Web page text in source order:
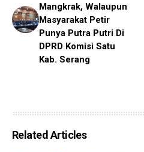
Mangkrak, Walaupun
Masyarakat Petir
Punya Putra Putri Di
DPRD Komisi Satu
Kab. Serang
Related Articles